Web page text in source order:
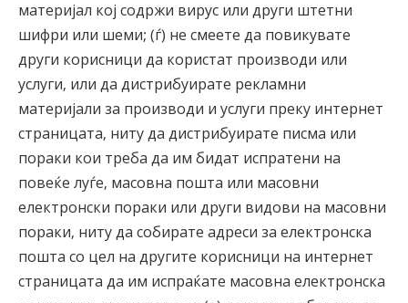
материјал кој содржи вирус или други штетни
шифри или шеми; (ѓ) не смеете да повикувате
други корисници да користат производи или
услуги, или да дистрибуирате рекламни
материјали за производи и услуги преку интернет
страницата, ниту да дистрибуирате писма или
пораки кои треба да им бидат испратени на
повеќе луѓе, масовна пошта или масовни
електронски пораки или други видови на масовни
пораки, ниту да собирате адреси за електронска
пошта со цел на другите корисници на интернет
страницата да им испраќате масовна електронска